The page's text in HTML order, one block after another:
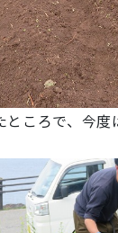
ところで、今